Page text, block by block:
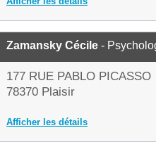
Zamansky Cécile -
177 RUE PABLO PICASSO
78370 Plaisir
Afficher les détails